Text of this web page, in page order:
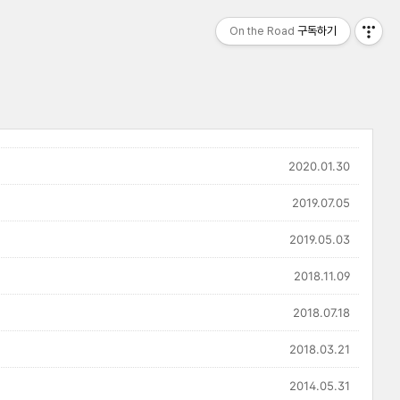
2020.01.30
2019.07.05
2019.05.03
2018.11.09
2018.07.18
2018.03.21
2014.05.31
On the Road 구독하기